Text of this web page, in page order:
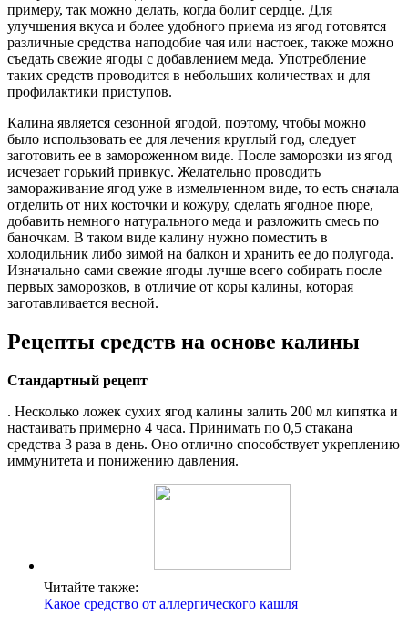
примеру, так можно делать, когда болит сердце. Для
улучшения вкуса и более удобного приема из ягод готовятся
различные средства наподобие чая или настоек, также можно
съедать свежие ягоды с добавлением меда. Употребление
таких средств проводится в небольших количествах и для
профилактики приступов.
Калина является сезонной ягодой, поэтому, чтобы можно
было использовать ее для лечения круглый год, следует
заготовить ее в замороженном виде. После заморозки из ягод
исчезает горький привкус. Желательно проводить
замораживание ягод уже в измельченном виде, то есть сначала
отделить от них косточки и кожуру, сделать ягодное пюре,
добавить немного натурального меда и разложить смесь по
баночкам. В таком виде калину нужно поместить в
холодильник либо зимой на балкон и хранить ее до полугода.
Изначально сами свежие ягоды лучше всего собирать после
первых заморозков, в отличие от коры калины, которая
заготавливается весной.
Рецепты средств на основе калины
Стандартный рецепт
. Несколько ложек сухих ягод калины залить 200 мл кипятка и
настаивать примерно 4 часа. Принимать по 0,5 стакана
средства 3 раза в день. Оно отлично способствует укреплению
иммунитета и понижению давления.
Читайте также:
Какое средство от аллергического кашля